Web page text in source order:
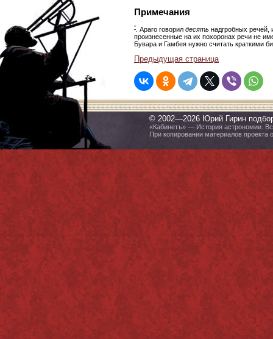
Примечания
* . Араго говорил десять надгробных речей,
произнесенные на их похоронах речи не
Бувара и Гамбея нужно считать краткими
Предыдущая страница
© 2002—2026 Юрий Гирин
«Кабинетъ» — История астрономии.
При копировании материалов проекта